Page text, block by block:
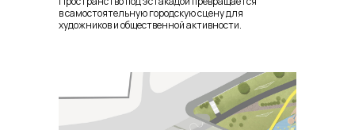
в самостоятельную городскую сцену для
художников и общественной активности.